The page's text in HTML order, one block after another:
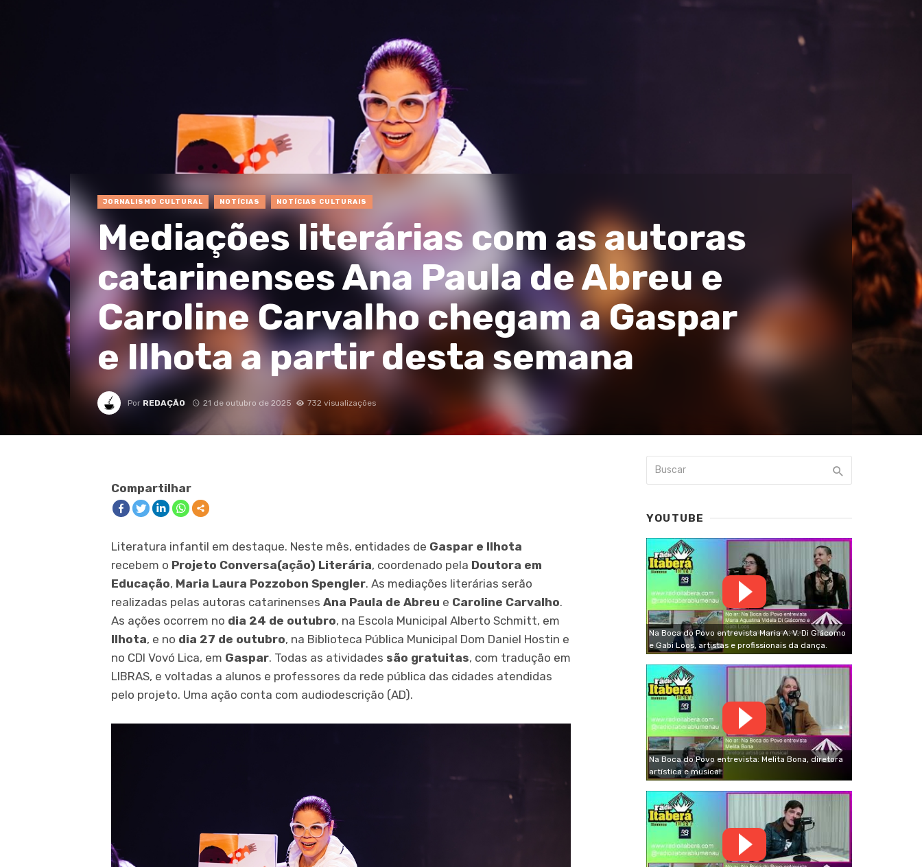
JORNALISMO CULTURAL NOTÍCIAS NOTÍCIAS CULTURAIS
Mediações literárias com as autoras
catarinenses Ana Paula de Abreu e
Caroline Carvalho chegam a Gaspar
e Ilhota a partir desta semana
Por REDAÇÃO 21 de outubro de 2025 732 visualizações
Compartilhar
Literatura infantil em destaque. Neste mês, entidades de Gaspar e Ilhota
recebem o Projeto Conversa(ação) Literária, coordenado pela Doutora em
Educação, Maria Laura Pozzobon Spengler. As mediações literárias serão
realizadas pelas autoras catarinenses Ana Paula de Abreu e Caroline Carvalho.
As ações ocorrem no dia 24 de outubro, na Escola Municipal Alberto Schmitt, em
Ilhota, e no dia 27 de outubro, na Biblioteca Pública Municipal Dom Daniel Hostin e
no CDI Vovó Lica, em Gaspar. Todas as atividades são gratuitas, com tradução em
LIBRAS, e voltadas a alunos e professores da rede pública das cidades atendidas
pelo projeto. Uma ação conta com audiodescrição (AD).
YOUTUBE
Na Boca do Povo entrevista Maria A. V. Di Giácomo
e Gabi Loos, artistas e profissionais da dança.
Na Boca do Povo entrevista: Melita Bona, diretora
artística e musical.